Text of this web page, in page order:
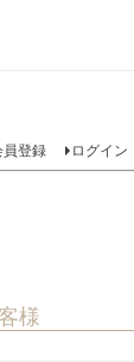
員登録 ログイン
様